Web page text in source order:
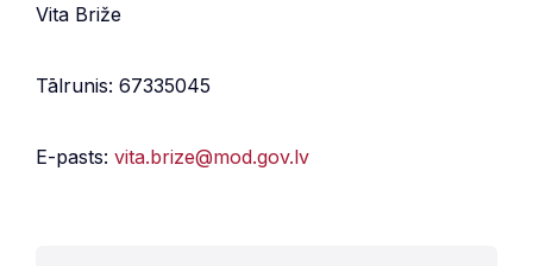
Vita Briže
Tālrunis: 67335045
E-pasts: vita.brize@mod.gov.lv